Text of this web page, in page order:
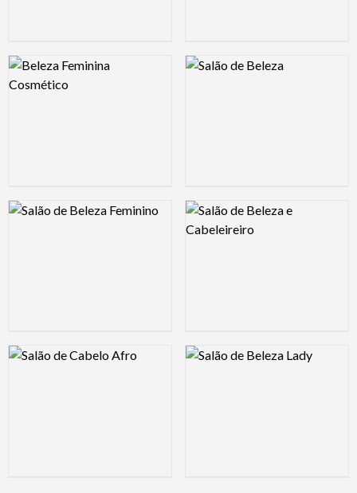
Logo Preview Image Logo Preview Image
Logo Preview Image Logo Preview Image
Logo Preview Image Logo Preview Image